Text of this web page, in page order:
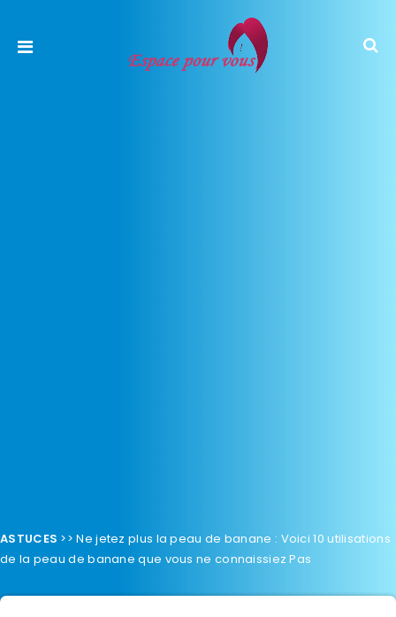
ASTUCES >>Ne jetez plus la peau de banane : Voici 10 utilisations
de la peau de banane que vous ne connaissiez Pas